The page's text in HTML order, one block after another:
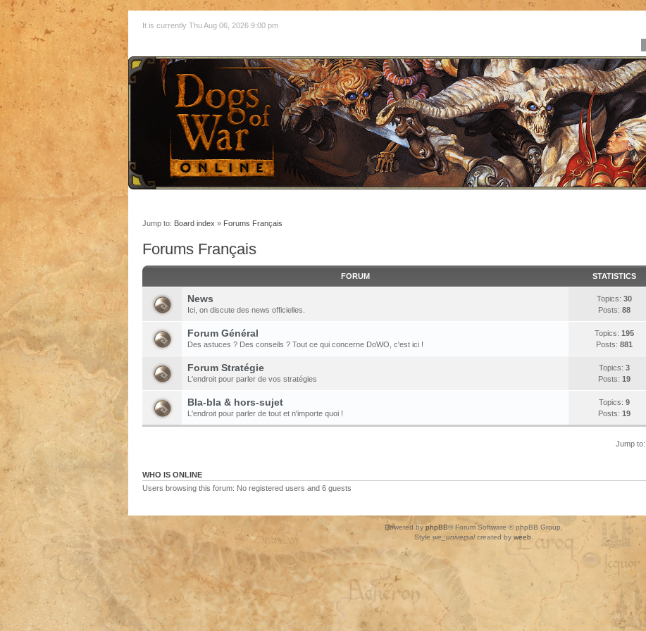
It is currently Thu Aug 06, 2026 9:00 pm
Jump to: Board index » Forums Français
Forums Français
FORUM STATISTICS
News
Ici, on discute des news officielles.
Topics: 30
Posts: 88
Forum Général
Des astuces ? Des conseils ? Tout ce qui concerne DoWO, c'est ici !
Topics: 195
Posts: 881
Forum Stratégie
L'endroit pour parler de vos stratégies
Topics: 3
Posts: 19
Bla-bla & hors-sujet
L'endroit pour parler de tout et n'importe quoi !
Topics: 9
Posts: 19
Jump to:
WHO IS ONLINE
Users browsing this forum: No registered users and 6 guests
Powered by phpBB® Forum Software © phpBB Group.
Style we_universalcreated by weeb